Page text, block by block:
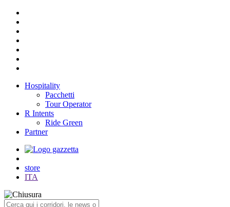
Hospitality
Pacchetti
Tour Operator
R Intents
Ride Green
Partner
store
ITA